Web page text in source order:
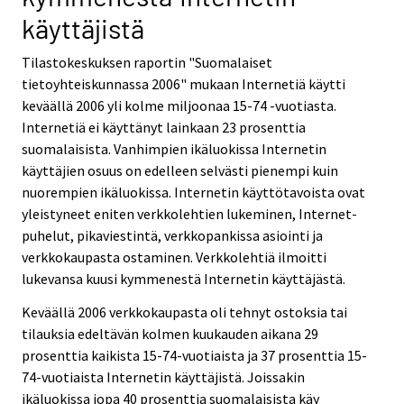
käyttäjistä
Tilastokeskuksen raportin "Suomalaiset
tietoyhteiskunnassa 2006" mukaan Internetiä käytti
keväällä 2006 yli kolme miljoonaa 15-74 -vuotiasta.
Internetiä ei käyttänyt lainkaan 23 prosenttia
suomalaisista. Vanhimpien ikäluokissa Internetin
käyttäjien osuus on edelleen selvästi pienempi kuin
nuorempien ikäluokissa. Internetin käyttötavoista ovat
yleistyneet eniten verkkolehtien lukeminen, Internet-
puhelut, pikaviestintä, verkkopankissa asiointi ja
verkkokaupasta ostaminen. Verkkolehtiä ilmoitti
lukevansa kuusi kymmenestä Internetin käyttäjästä.
Keväällä 2006 verkkokaupasta oli tehnyt ostoksia tai
tilauksia edeltävän kolmen kuukauden aikana 29
prosenttia kaikista 15-74-vuotiaista ja 37 prosenttia 15-
74-vuotiaista Internetin käyttäjistä. Joissakin
ikäluokissa jopa 40 prosenttia suomalaisista käy